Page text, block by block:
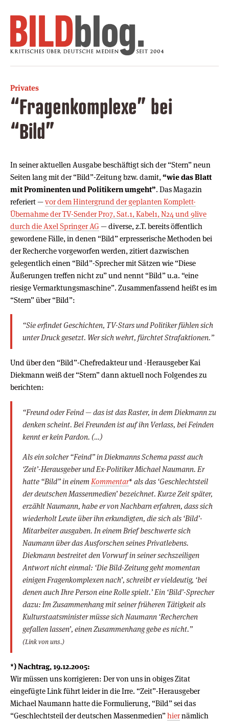
Privates
“Fragenkomplexe” bei
“Bild”
In seiner aktuellen Ausgabe beschäftigt sich der “Stern” neun
Seiten lang mit der “Bild”-Zeitung bzw. damit, “wie das Blatt
mit Prominenten und Politikern umgeht”. Das Magazin
referiert —vor dem Hintergrund der geplanten Komplett-
Übernahme der TV-Sender Pro7, Sat.1, Kabel1, N24 und 9live
durch die Axel Springer AG— diverse, z.T. bereits öffentlich
gewordene Fälle, in denen “Bild” erpresserische Methoden bei
der Recherche vorgeworfen werden, zitiert dazwischen
gelegentlich einen “Bild”-Sprecher mit Sätzen wie “Diese
Äußerungen treffen nicht zu” und nennt “Bild” u.a. “eine
riesige Vermarktungsmaschine”. Zusammenfassend heißt es im
“Stern” über “Bild”:
“Sie erfindet Geschichten, TV-Stars und Politiker fühlen sich
unter Druck gesetzt. Wer sich wehrt, fürchtet Strafaktionen.”
Und über den “Bild”-Chefredakteur und -Herausgeber Kai
Diekmann weiß der “Stern” dann aktuell noch Folgendes zu
berichten:
“Freund oder Feind — das ist das Raster, in dem Diekmann zu
denken scheint. Bei Freunden ist auf ihn Verlass, bei Feinden
kennt er kein Pardon. (…)
Als ein solcher “Feind” in Diekmanns Schema passt auch
‘Zeit’-Herausgeber und Ex-Politiker Michael Naumann. Er
hatte “Bild” in einem Kommentar* als das ‘Geschlechtsteil
der deutschen Massenmedien’ bezeichnet. Kurze Zeit später,
erzählt Naumann, habe er von Nachbarn erfahren, dass sich
wiederholt Leute über ihn erkundigten, die sich als ‘Bild’-
Mitarbeiter ausgaben. In einem Brief beschwerte sich
Naumann über das Ausforschen seines Privatlebens.
Diekmann bestreitet den Vorwurf in seiner sechszeiligen
Antwort nicht einmal: ‘Die Bild-Zeitung geht momentan
einigen Fragenkomplexen nach’, schreibt er vieldeutig, ‘bei
denen auch Ihre Person eine Rolle spielt.’ Ein ‘Bild’-Sprecher
dazu: Im Zusammenhang mit seiner früheren Tätigkeit als
Kulturstaatsminister müsse sich Naumann ‘Recherchen
gefallen lassen’, einen Zusammenhang gebe es nicht.”
(Link von uns.)
*) Nachtrag, 19.12.2005:
Wir müssen uns korrigieren: Der von uns in obiges Zitat
eingefügte Link führt leider in die Irre. “Zeit”-Herausgeber
Michael Naumann hatte die Formulierung, “Bild” sei das
“Geschlechtsteil der deutschen Massenmedien”hiernämlich